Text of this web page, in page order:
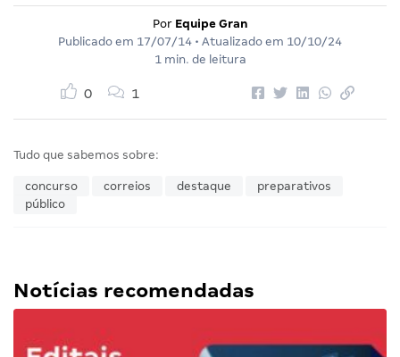
Por Equipe Gran
Publicado em 17/07/14 • Atualizado em 10/10/24
1 min. de leitura
0 1
Tudo que sabemos sobre:
concurso correios destaque
preparativos
público
Notícias recomendadas